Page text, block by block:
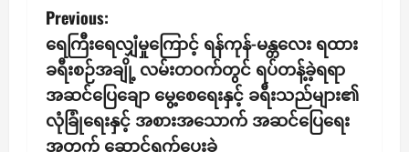
P
o
s
t
Previous:
ရေကြီးရေလျှံမှုကြောင့် ရန်ကုန်-မန္တလေး ရထား
ခရီးစဉ်အချို့ လမ်းတဝက်တွင် ရပ်တန့်ခဲ့ရရာ
အဆင်ပြေချော မွေ့စေရေးနှင့် ခရီးသည်များ၏
လုံခြုံရေးနှင့် အစားအသောက် အဆင်ပြေရေး
အတွက် ဆောင်ရွက်ပေးခဲ့